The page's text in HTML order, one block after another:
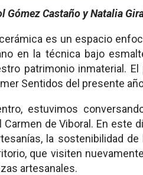
Gómez Castaño y Natalia
es un espacio
en la técnica bajo
patrimonio inmaterial.
Sentidos del presente
estuvimos
Carmen de Viboral. En este
la sostenibilidad
que visiten
artesanales.